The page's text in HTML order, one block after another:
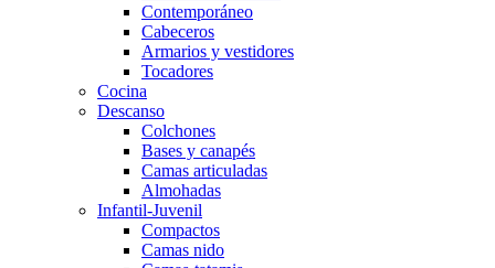
Contemporáneo
Cabeceros
Armarios y vestidores
Tocadores
Cocina
Descanso
Colchones
Bases y canapés
Camas articuladas
Almohadas
Infantil-Juvenil
Compactos
Camas nido